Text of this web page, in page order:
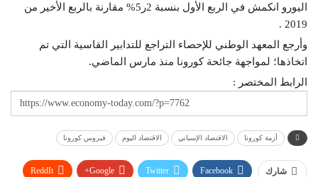
اليورو انكمش في الربع الأول بنسبة 2ر5% مقارنة بالربع الأخير من
2019 .
وأرجع المعهد الوطني للإحصاء التراجع للتدابير القاسية التي تم
اتخاذها؛ لمواجهة جائحة كورونا منذ مارس الماضي.
الرابط المختصر :
أزمة كورونا الاقتصاد الإسباني الاقتصاد اليوم فيروس كورونا
شارك Facebook
Twitter
Google+
ReddIt